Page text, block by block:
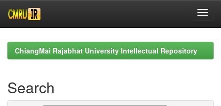
navigationChiangMai Rajabhat University Intellectual Repository
Search